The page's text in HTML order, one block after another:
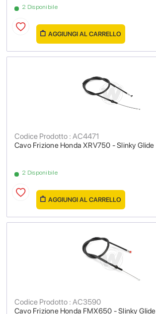
2 Disponibile
AGGIUNGI AL CARRELLO
Cavo Frizione Honda XRV750 - Slinky Glide
Codice Prodotto : AC4471
2 Disponibile
AGGIUNGI AL CARRELLO
Cavo Frizione Honda FMX650 - Slinky Glide
Codice Prodotto : AC3590